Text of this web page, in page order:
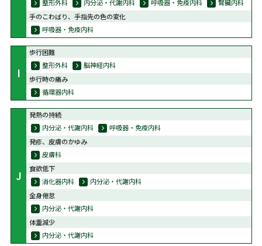
整形外科 内分泌・代謝内科 呼吸器・免疫内科
腎臓内科
手のこわばり、手指先の色の変化
呼吸器・免疫内科
I
歩行困難
整形外科
脳神経内科
歩行時の痛み
循環器内科
J
発熱の持続
内分泌・代謝内科
呼吸器・免疫内科
発疹、皮膚のかゆみ
皮膚科
食欲低下
消化器内科
内分泌・代謝内科
全身倦怠
内分泌・代謝内科
体重減少
内分泌・代謝内科